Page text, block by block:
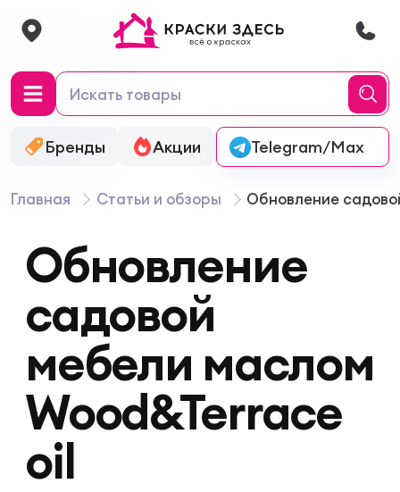
Бренды Акции Онлайн-колеровка
Telegram/Max
Главная Статьи и обзоры Обновление
Обновление
садовой
мебели маслом
Wood&Terrace
oil